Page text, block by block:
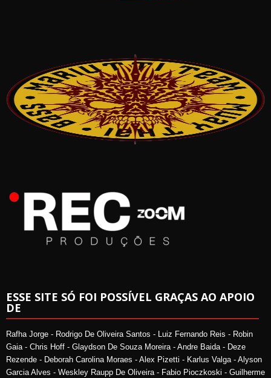
ESSE SITE SÓ FOI POSSÍVEL GRAÇAS AO APOIO
DE
Rafha Jorge - Rodrigo De Oliveira Santos - Luiz Fernando Reis - Robin
Gaia - Chris Hoff - Glaydson De Souza Moreira - Andre Baida - Deze
Rezende - Deborah Carolina Moraes - Alex Pizetti - Karlus Valga - Alyson
Garcia Alves - Weskley Raupp De Oliveira - Fabio Pioczkoski - Guilherme